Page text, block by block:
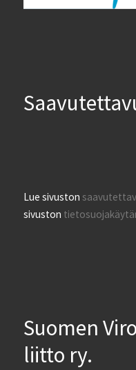
Lue sivuston
sivuston
Suomen
liitto ry.